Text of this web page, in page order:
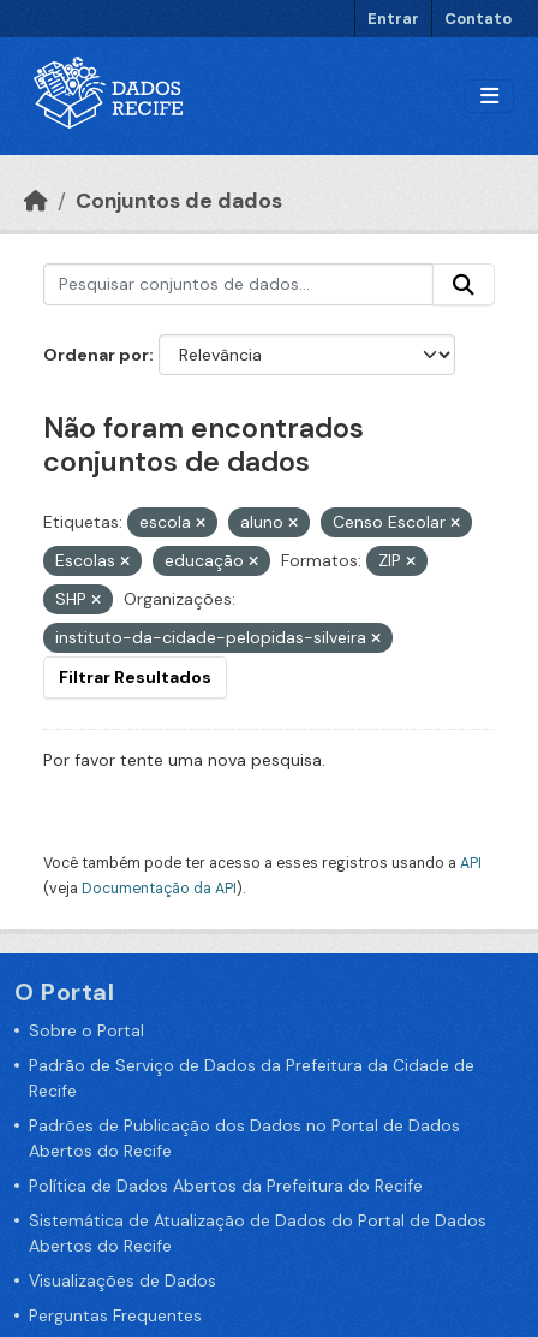
Entrar Contato
Conjuntos de dados
Ordenar por
Não foram encontrados
conjuntos de dados
Etiquetas: escola aluno
Censo Escolar
Escolas
educação Formatos:
ZIP
SHP
Organizações:
instituto-da-cidade-pelopidas-silveira
Filtrar Resultados
Por favor tente uma nova pesquisa.
Você também pode ter acesso a esses registros usando a API
(veja Documentação da API).
O Portal
Sobre o Portal
Padrão de Serviço de Dados da Prefeitura da Cidade de
Recife
Padrões de Publicação dos Dados no Portal de Dados
Abertos do Recife
Política de Dados Abertos da Prefeitura do Recife
Sistemática de Atualização de Dados do Portal de Dados
Abertos do Recife
Visualizações de Dados
Perguntas Frequentes